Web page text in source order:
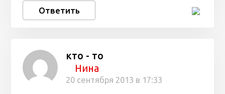
Ответить
кто - то
Нина
20 сентября 2013 в 17:33